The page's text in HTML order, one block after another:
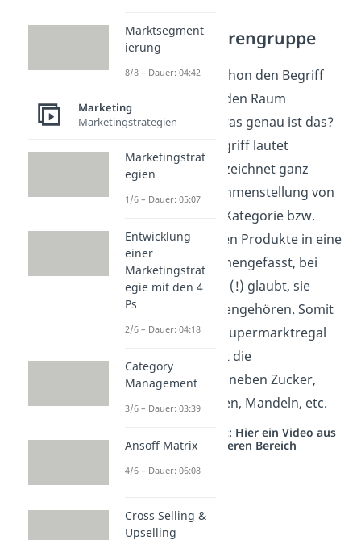
Category/Warengruppe
Jetzt haben wir schon den Begriff
in den Raum
geworfen, aber was genau ist das?
Der englische Begriff lautet
Categoryund bezeichnet ganz
einfach die Zusammenstellung von
Artikeln zu einer Kategorie bzw.
Gruppe. Es werden Produkte in eine
Category zusammengefasst, bei
denen der Kunde (!) glaubt, sie
würden zusammengehören. Somit
stehen in einem Supermarktregal
beispielsweise oft die
Backmischungen neben Zucker,
Milch, Haselnüssen, Mandeln, etc.
Studyflix vernetzt: Hier ein Video aus
einem anderen Bereich
Marktsegment
ierung
8/8 – Dauer: 04:42
Marketing
Marketingstrategien
Marketingstrat
egien
1/6 – Dauer: 05:07
Entwicklung
einer
Marketingstrat
egie mit den 4
Ps
2/6 – Dauer: 04:18
Category
Management
3/6 – Dauer: 03:39
Ansoff Matrix
4/6 – Dauer: 06:08
Cross Selling &
Upselling